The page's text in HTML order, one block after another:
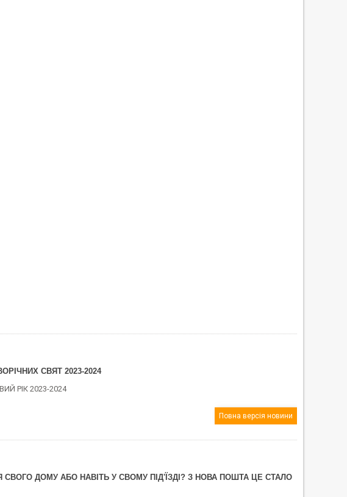
СВЯТ 2023-2024
РІК 2023-2024
Повна версія новини
ДОМУ АБО НАВІТЬ У СВОМУ ПІД'ЇЗДІ? З НОВА ПОШТА ЦЕ СТАЛО